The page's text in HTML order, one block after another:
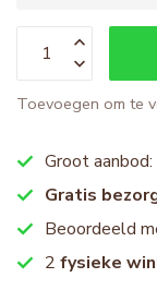
Toevoegen om te
Groot aanbod:
Gratis
Beoordeeld
2 fysieke